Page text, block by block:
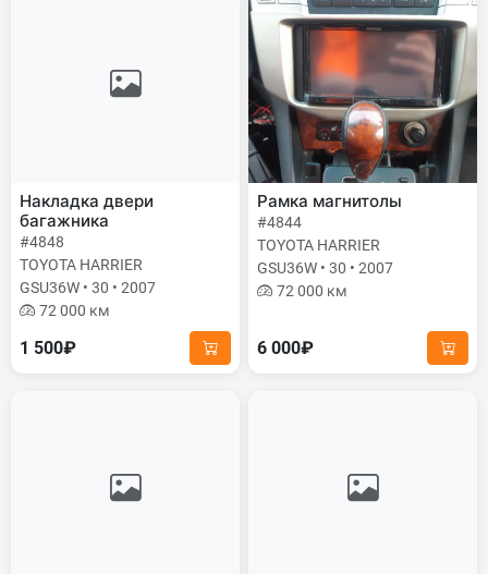
Накладка двери
багажника
#4848
TOYOTA HARRIER
GSU36W • 30 • 2007
72 000 км
1 500₽
Рамка магнитолы
#4844
TOYOTA HARRIER
GSU36W • 30 • 2007
72 000 км
6 000₽